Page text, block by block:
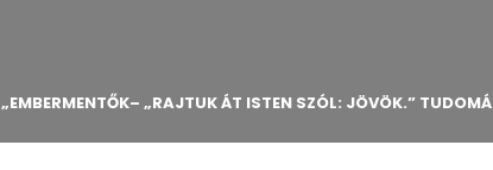
„EMBERMENTŐK– „RAJTUK ÁT ISTEN SZÓL: JÖVÖK.”